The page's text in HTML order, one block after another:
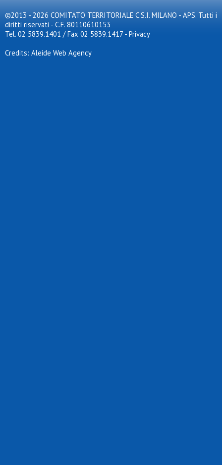
©2013 - 2026 COMITATO TERRITORIALE C.S.I. MILANO - APS. Tutti i
diritti riservati - C.F. 80110610153
Tel. 02 5839.1401 / Fax 02 5839.1417 - Privacy
Credits: Aleide Web Agency